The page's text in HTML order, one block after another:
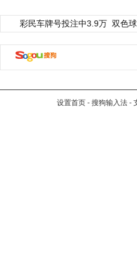
彩民车牌号投注中3.9万 双色
设置首页 - 搜狗输入法 -